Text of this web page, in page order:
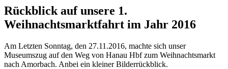
Rückblick auf unsere 1.
Weihnachtsmarktfahrt im Jahr 2016
Am Letzten Sonntag, den 27.11.2016, machte sich unser
Museumszug auf den Weg von Hanau Hbf zum Weihnachtsmarkt
nach Amorbach. Anbei ein kleiner Bilderrückblick.